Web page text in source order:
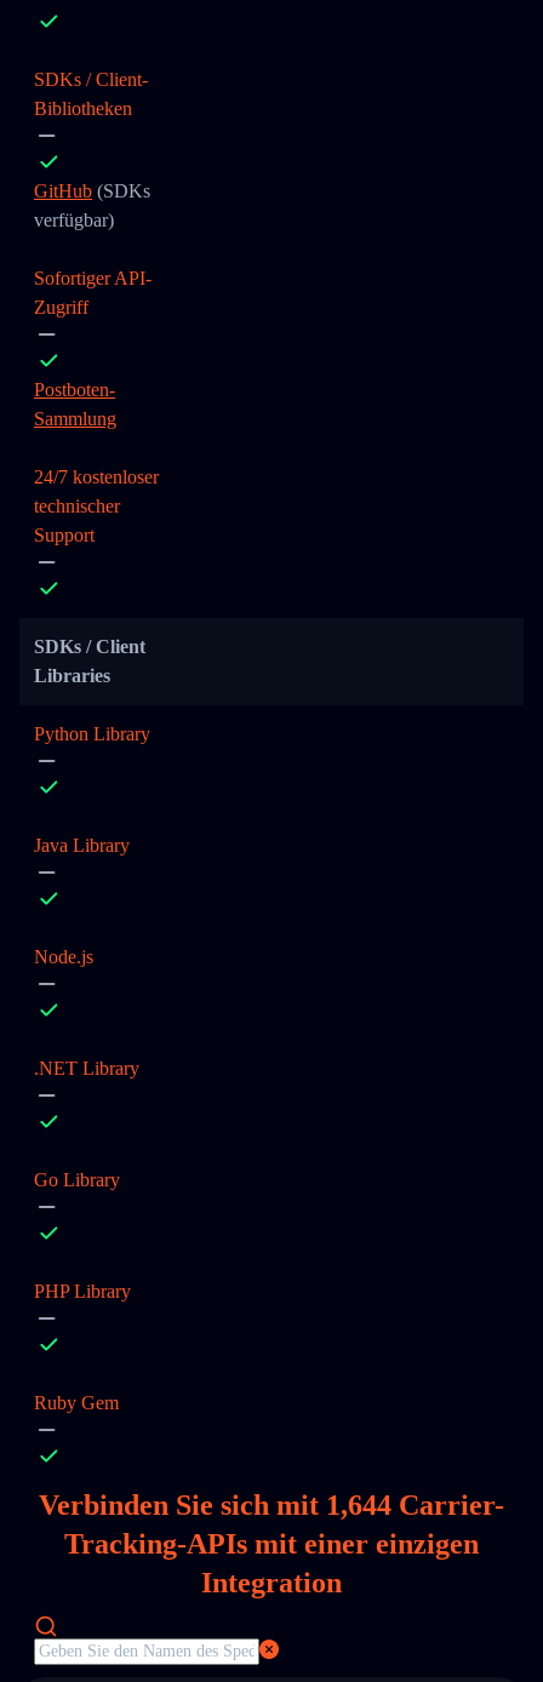
SDKs / Client-
Bibliotheken
GitHub (SDKs
verfügbar)
Sofortiger API-
Zugriff
Postboten-
Sammlung
24/7 kostenloser
technischer
Support
SDKs / Client
Libraries
Python Library
Java Library
Node.js
.NET Library
Go Library
PHP Library
Ruby Gem
Verbinden Sie sich mit 1,644 Carrier-
Tracking-APIs mit einer einzigen
Integration